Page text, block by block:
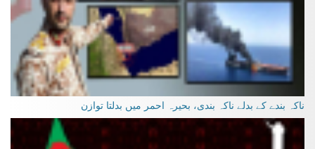
ناکہ بندے کے بدلے ناکہ بندی، بحیرہ احمر میں بدلتا توازن